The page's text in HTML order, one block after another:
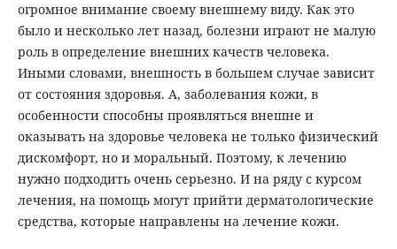
огромное внимание своему внешнему виду. Как это
было и несколько лет назад, болезни играют не малую
роль в определение внешних качеств человека.
Иными словами, внешность в большем случае зависит
от состояния здоровья. А, заболевания кожи, в
особенности способны проявляться внешне и
оказывать на здоровье человека не только физический
дискомфорт, но и моральный. Поэтому, к лечению
нужно подходить очень серьезно. И на ряду с курсом
лечения, на помощь могут прийти дерматологические
средства, которые направлены на лечение кожи.